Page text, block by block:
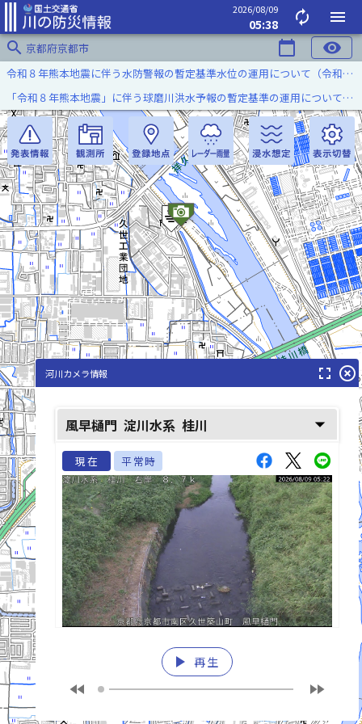
2026/08/09
05:38 autorenew
menu
search 京都府京都市 calendar_today visibility
桂川(かつらが
令和８年熊本地震に伴う水防警報の暫定基準水位の運用について（令和８年８月７日）
「令和８年熊本地震」に伴う球磨川洪水予報の暫定基準の運用について（令和８年８月５日）
河川カメラ情報 fullscreen highlight_off
風早樋門 淀川水系 桂川 arrow_drop_down
現在 平常時
play_arrow 再生
fast_rewind fast_forward